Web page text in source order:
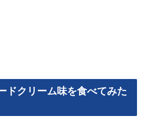
ドクリーム味を食べてみた